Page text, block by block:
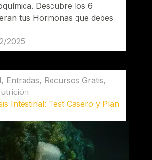
Descubre los 6
tus Hormonas que debes
2025
, Entradas, Recursos Gratis,
Intestinal: Test Casero y Plan